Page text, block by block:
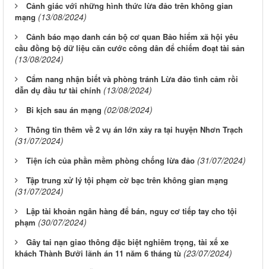
Cảnh giác với những hình thức lừa đảo trên không gian
mạng (13/08/2024)
Cảnh báo mạo danh cán bộ cơ quan Bảo hiểm xã hội yêu
cầu đồng bộ dữ liệu căn cước công dân để chiếm đoạt tài sản
(13/08/2024)
Cẩm nang nhận biết và phòng tránh Lừa đảo tình cảm rồi
dẫn dụ đầu tư tài chính (13/08/2024)
Bi kịch sau án mạng (02/08/2024)
Thông tin thêm về 2 vụ án lớn xảy ra tại huyện Nhơn Trạch
(31/07/2024)
Tiện ích của phần mềm phòng chống lừa đảo (31/07/2024)
Tập trung xử lý tội phạm cờ bạc trên không gian mạng
(31/07/2024)
Lập tài khoản ngân hàng để bán, nguy cơ tiếp tay cho tội
phạm (30/07/2024)
Gây tai nạn giao thông đặc biệt nghiêm trọng, tài xế xe
khách Thành Bưởi lãnh án 11 năm 6 tháng tù (23/07/2024)